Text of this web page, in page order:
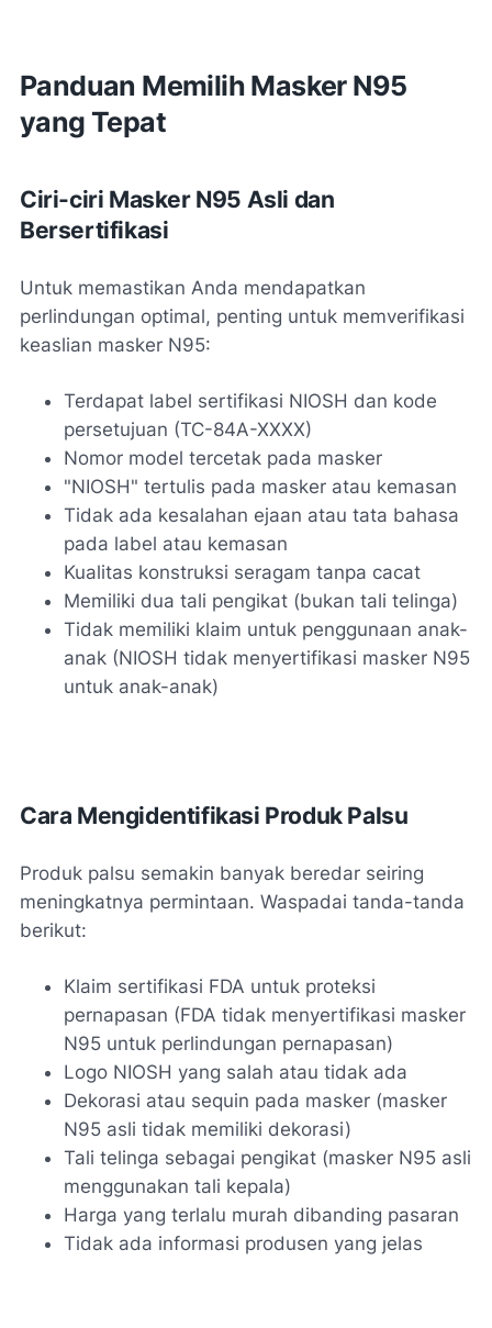
Panduan Memilih Masker N95
yang Tepat
Ciri-ciri Masker N95 Asli dan
Bersertifikasi
Untuk memastikan Anda mendapatkan
perlindungan optimal, penting untuk memverifikasi
keaslian masker N95:
Terdapat label sertifikasi NIOSH dan kode
persetujuan (TC-84A-XXXX)
Nomor model tercetak pada masker
"NIOSH" tertulis pada masker atau kemasan
Tidak ada kesalahan ejaan atau tata bahasa
pada label atau kemasan
Kualitas konstruksi seragam tanpa cacat
Memiliki dua tali pengikat (bukan tali telinga)
Tidak memiliki klaim untuk penggunaan anak-
anak (NIOSH tidak menyertifikasi masker N95
untuk anak-anak)
Cara Mengidentifikasi Produk Palsu
Produk palsu semakin banyak beredar seiring
meningkatnya permintaan. Waspadai tanda-tanda
berikut:
Klaim sertifikasi FDA untuk proteksi
pernapasan (FDA tidak menyertifikasi masker
N95 untuk perlindungan pernapasan)
Logo NIOSH yang salah atau tidak ada
Dekorasi atau sequin pada masker (masker
N95 asli tidak memiliki dekorasi)
Tali telinga sebagai pengikat (masker N95 asli
menggunakan tali kepala)
Harga yang terlalu murah dibanding pasaran
Tidak ada informasi produsen yang jelas